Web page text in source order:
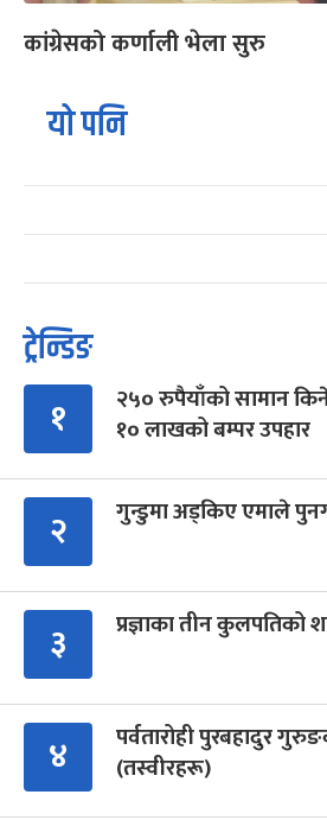
कांग्रेसको कर्णाली भेला सुरु
यो पनि
ट्रेन्डिङ
१
२५० रुपैयाँको सामान
१० लाखको बम्पर उपहार
२ गुन्डुमा अड्किए एमाले
३ प्रज्ञाका तीन कुलपतिको
४
पर्वतारोही पुरबहादुर
(तस्वीरहरू)